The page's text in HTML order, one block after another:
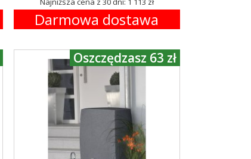
Darmowa dostawa
Oszczędzasz 63 zł